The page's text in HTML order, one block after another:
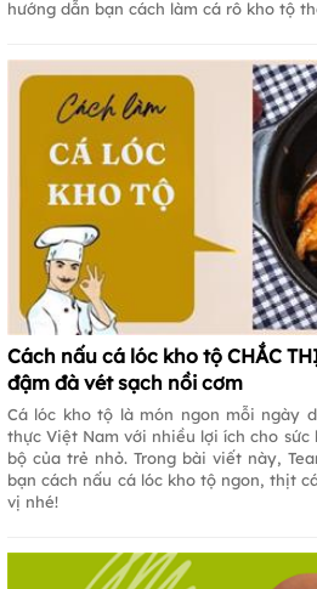
hướng dẫn bạn cách làm cá rô kho tộ
Cách nấu cá lóc kho tộ CHẮC
đậm đà vét sạch nồi cơm
Cá lóc kho tộ là món ngon mỗi ngày
thực Việt Nam với nhiều lợi ích cho
bộ của trẻ nhỏ. Trong bài viết này,
bạn cách nấu cá lóc kho tộ ngon, thịt
vị nhé!